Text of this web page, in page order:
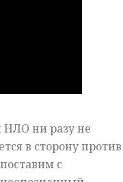
НЛО ни разу не
в сторону против
с